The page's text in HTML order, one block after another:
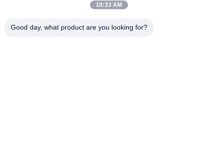
10:33 AM
Good day, what product are you looking for?